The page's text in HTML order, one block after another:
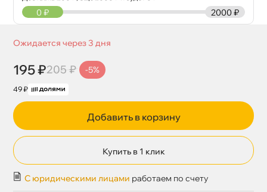
2000 ₽
0 ₽
Ожидается через 3 дня
195 ₽205 ₽ -5%
49 ₽
Добавить в корзину
Купить в 1 клик
С юридическими лицами работаем по счету